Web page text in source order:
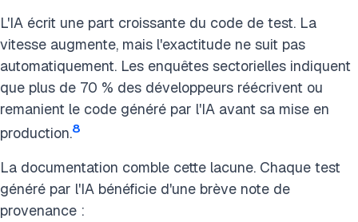
L'IA écrit une part croissante du code de test. La
vitesse augmente, mais l'exactitude ne suit pas
automatiquement. Les enquêtes sectorielles indiquent
que plus de 70 % des développeurs réécrivent ou
remanient le code généré par l'IA avant sa mise en
production.8
La documentation comble cette lacune. Chaque test
généré par l'IA bénéficie d'une brève note de
provenance :